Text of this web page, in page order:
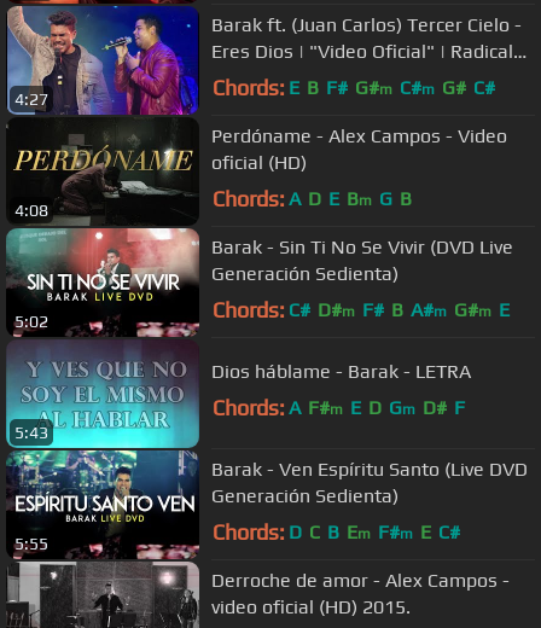
4:27
Barak ft. (Juan Carlos) Tercer Cielo -
Eres Dios | "Video Oficial" | Radical
Live
Chords: E B F# G#m C#m G# C#
4:08
Perdóname - Alex Campos - Video
oficial (HD)
Chords: A D E Bm G B
5:02
Barak - Sin Ti No Se Vivir (DVD Live
Generación Sedienta)
Chords: C# D#m F# B A#m G#m E
5:43
Dios háblame - Barak - LETRA
Chords: A F#m E D Gm D# F
5:55
Barak - Ven Espíritu Santo (Live DVD
Generación Sedienta)
Chords: D C B Em F#m E C#
Derroche de amor - Alex Campos -
video oficial (HD) 2015.